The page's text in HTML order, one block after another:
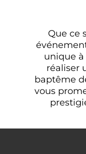
Que ce
unique
réaliser
baptême
vous